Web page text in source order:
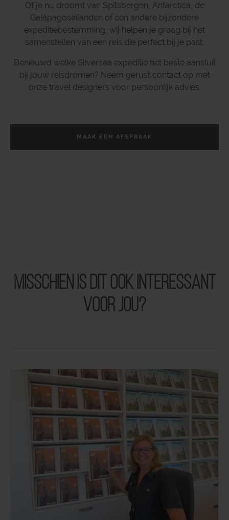
Of je nu droomt van Spitsbergen, Antarctica, de
Galápagoseilanden of een andere bijzondere
expeditiebestemming, wij helpen je graag bij het
samenstellen van een reis die perfect bij je past.
Benieuwd welke Silversea expeditie het beste aansluit
bij jouw reisdromen? Neem gerust contact op met
onze travel designers voor persoonlijk advies.
MAAK EEN AFSPRAAK
Misschien is dit ook interessant
voor jou?